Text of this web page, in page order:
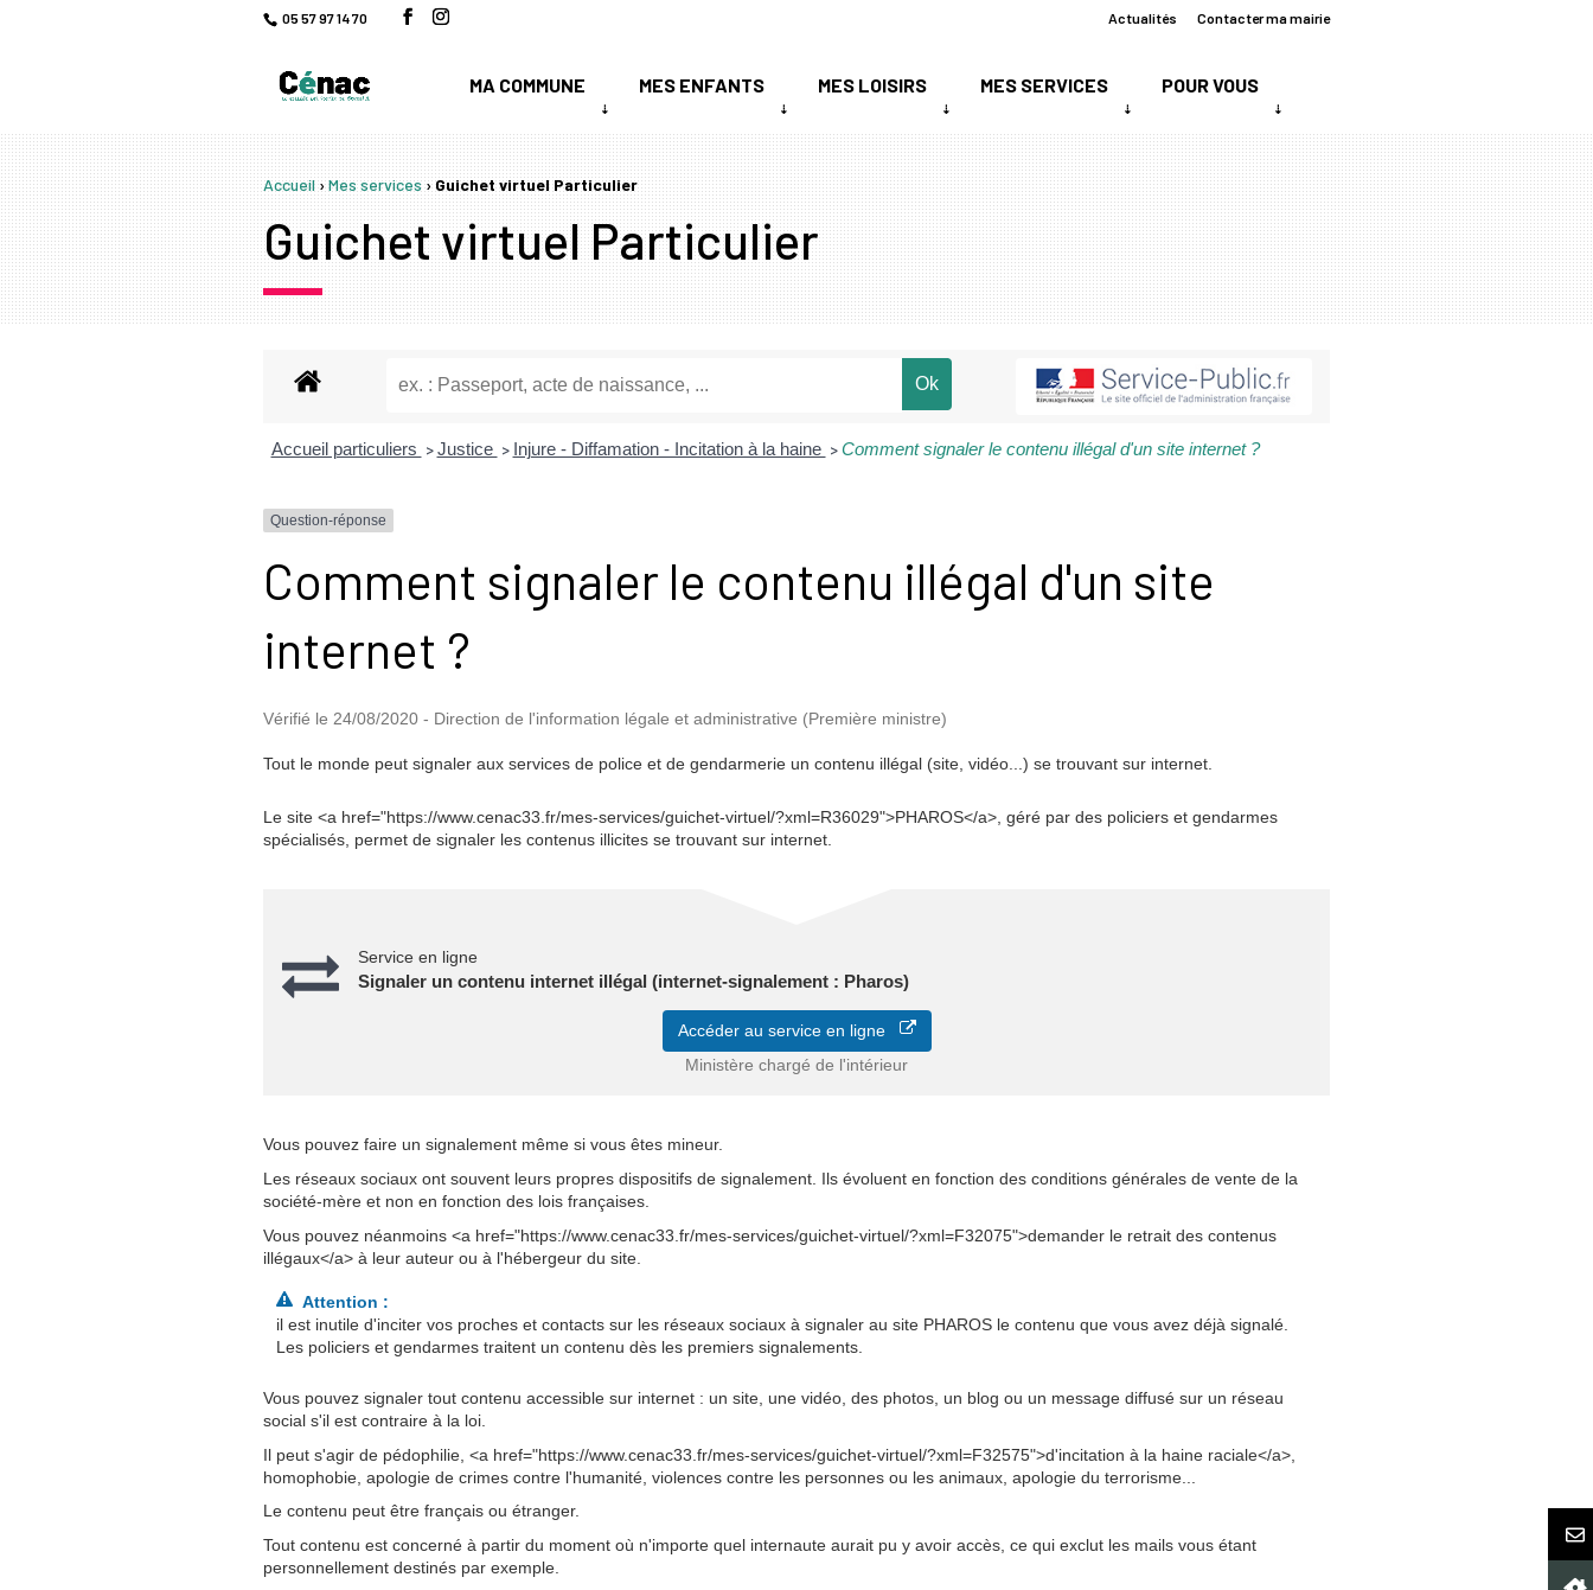
05 57 97 14 70 Actualités Contacter ma mairie
MA COMMUNE MES ENFANTS MES LOISIRS MES SERVICES POUR VOUS
Accueil›Mes services›Guichet virtuel Particulier
Guichet virtuel Particulier
Accueil particuliers > Justice > Injure - Diffamation - Incitation à la haine > Comment signaler le contenu illégal d'un site internet ?
Question-réponse
Comment signaler le contenu illégal d'un site
internet ?
Vérifié le 24/08/2020 - Direction de l'information légale et administrative (Première ministre)
Tout le monde peut signaler aux services de police et de gendarmerie un contenu illégal (site, vidéo...) se trouvant sur internet.
Le site <a href="https://www.cenac33.fr/mes-services/guichet-virtuel/?xml=R36029">PHAROS</a>, géré par des policiers et gendarmes
spécialisés, permet de signaler les contenus illicites se trouvant sur internet.
Service en ligne
Signaler un contenu internet illégal (internet-signalement : Pharos)
Accéder au service en ligne
Ministère chargé de l'intérieur
Vous pouvez faire un signalement même si vous êtes mineur.
Les réseaux sociaux ont souvent leurs propres dispositifs de signalement. Ils évoluent en fonction des conditions générales de vente de la
société-mère et non en fonction des lois françaises.
Vous pouvez néanmoins <a href="https://www.cenac33.fr/mes-services/guichet-virtuel/?xml=F32075">demander le retrait des contenus
illégaux</a> à leur auteur ou à l'hébergeur du site.
Attention :
il est inutile d'inciter vos proches et contacts sur les réseaux sociaux à signaler au site PHAROS le contenu que vous avez déjà signalé.
Les policiers et gendarmes traitent un contenu dès les premiers signalements.
Vous pouvez signaler tout contenu accessible sur internet : un site, une vidéo, des photos, un blog ou un message diffusé sur un réseau
social s'il est contraire à la loi.
Il peut s'agir de pédophilie, <a href="https://www.cenac33.fr/mes-services/guichet-virtuel/?xml=F32575">d'incitation à la haine raciale</a>,
homophobie, apologie de crimes contre l'humanité, violences contre les personnes ou les animaux, apologie du terrorisme...
Le contenu peut être français ou étranger.
Tout contenu est concerné à partir du moment où n'importe quel internaute aurait pu y avoir accès, ce qui exclut les mails vous étant
personnellement destinés par exemple.